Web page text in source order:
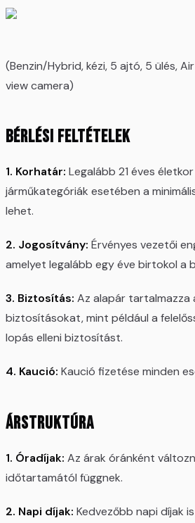
(Benzin/Hybrid, kézi, 5 ajtó, 5 ülés,
view camera)
Bérlési feltételek
1. Korhatár: Legalább 21 éves
járműkategóriák esetében a
lehet.
2. Jogosítvány: Érvényes vezetői
amelyet legalább egy éve birtokol a
3. Biztosítás: Az alapár tartalmazza
biztosításokat, mint például a
lopás elleni biztosítást.
4. Kaució: Kaució fizetése minden
Árstruktúra
1. Óradíjak: Az árak óránként
időtartamától függnek.
2. Napi díjak: Kedvezőbb napi díjak